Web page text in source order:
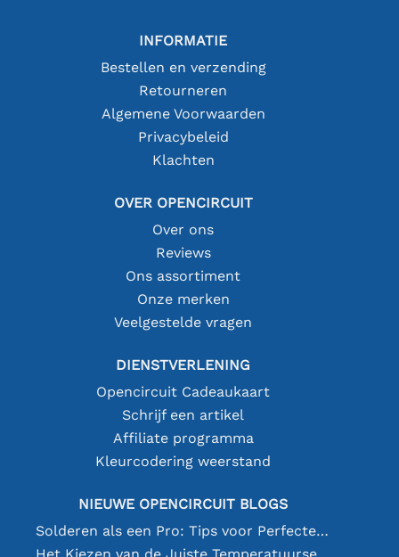
INFORMATIE
Bestellen en verzending
Retourneren
Algemene Voorwaarden
Privacybeleid
Klachten
OVER OPENCIRCUIT
Over ons
Reviews
Ons assortiment
Onze merken
Veelgestelde vragen
DIENSTVERLENING
Opencircuit Cadeaukaart
Schrijf een artikel
Affiliate programma
Kleurcodering weerstand
NIEUWE OPENCIRCUIT BLOGS
Solderen als een Pro: Tips voor Perfecte Elektronische Verbindingen